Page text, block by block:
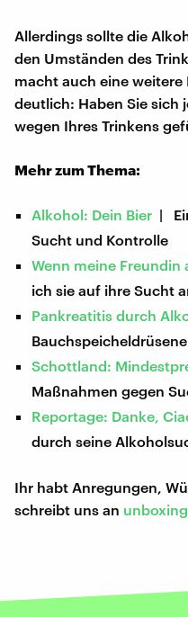
Allerdings sollte die
den Umständen des
macht auch eine weitere
deutlich: Haben Sie sich
wegen Ihres Trinkens
Mehr zum Thema:
Alkohol: Dein Bier |
Sucht und Kontrolle
Wenn meine
ich sie auf ihre Sucht
Pankreatitis durch
Schottland:
Maßnahmen gegen
Reportage: Danke,
durch seine
Ihr habt Anregungen,
schreibt uns an